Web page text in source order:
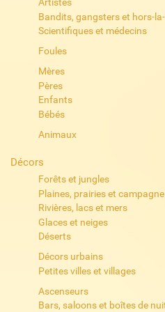
Artistes
Bandits, gangsters et hors-
Scientifiques et médecins
Foules
Mères
Pères
Enfants
Bébés
Animaux
Décors
Forêts et jungles
Plaines, prairies et campagne
Rivières, lacs et mers
Glaces et neiges
Déserts
Décors urbains
Petites villes et villages
Ascenseurs
Bars, saloons et boîtes de